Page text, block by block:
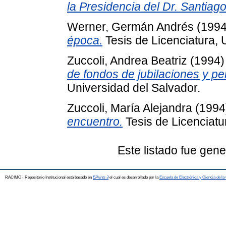
la Presidencia del Dr.
Werner, Germán Andrés
época. Tesis de Licenciatura,
Zuccoli, Andrea Beatriz
de fondos de jubilaciones y
Universidad del Salvador.
Zuccoli, María Alejandra
encuentro. Tesis de
Este listado fue
RACIMO - Repositorio Institucional está basado en EPrints 3el cual es desarrollado por la Escuela de Electrónica y Ciencia de la